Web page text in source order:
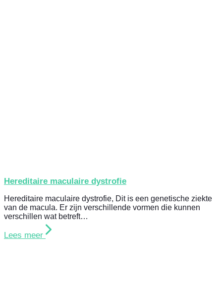
Hereditaire maculaire dystrofie
Hereditaire maculaire dystrofie, Dit is een genetische ziekte
van de macula. Er zijn verschillende vormen die kunnen
verschillen wat betreft…
Lees meer